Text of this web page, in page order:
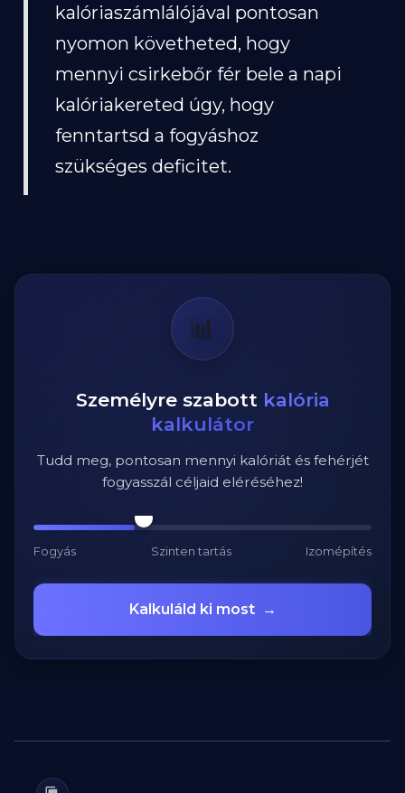
kalóriaszámlálójával pontosan
nyomon követheted, hogy
mennyi csirkebőr fér bele a napi
kalóriakereted úgy, hogy
fenntartsd a fogyáshoz
szükséges deficitet.
📊
Személyre szabott kalória
kalkulátor
Tudd meg, pontosan mennyi kalóriát és fehérjét
fogyasszál céljaid eléréséhez!
Fogyás Szinten tartás Izomépítés
Kalkuláld ki most →